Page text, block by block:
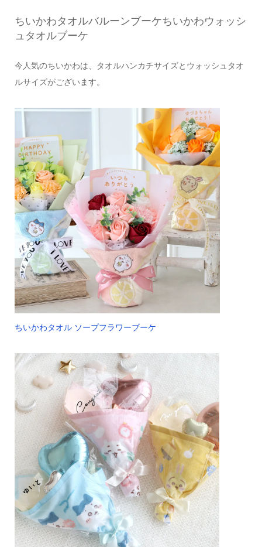
ちいかわタオルバルーンブーケちいかわウォッシ
ュタオルブーケ
今人気のちいかわは、タオルハンカチサイズと ウォッシュタオ
ルサイズがございます。
ちいかわタオル ソープフラワーブーケ